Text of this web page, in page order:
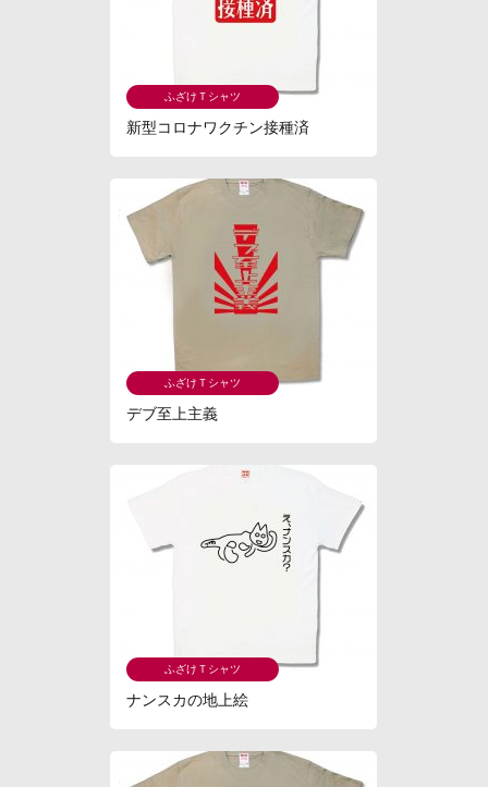
ふざけＴシャツ
新型コロナワクチン接種済
ふざけＴシャツ
デブ至上主義
ふざけＴシャツ
ナンスカの地上絵